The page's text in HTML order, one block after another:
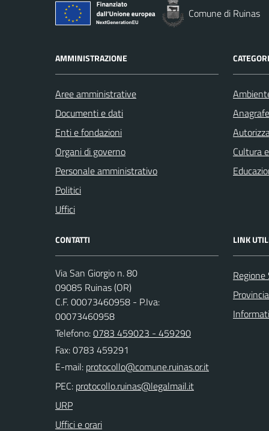
Comune di Ruinas
AMMINISTRAZIONE
Aree amministrative
Documenti e dati
Enti e fondazioni
Organi di governo
Personale amministrativo
Politici
Uffici
Cultura
CONTATTI
Via San Giorgio n. 80
09085 Ruinas (OR)
C.F. 00073460958 - P.Iva:
00073460958
Telefono:0783 459023 - 459290
Fax: 0783 459291
E-mail:
PEC:
URP
Uffici e orari
LINK
Regione